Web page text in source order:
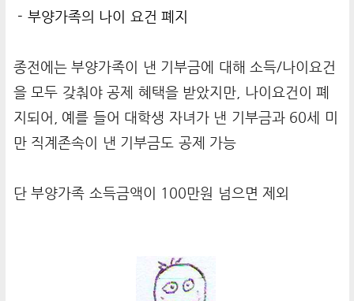
- 부양가족의 나이 요건 폐지
종전에는 부양가족이 낸 기부금에 대해 소득/나이요건
을 모두 갖춰야 공제 혜택을 받았지만, 나이요건이 폐
지되어, 예를 들어 대학생 자녀가 낸 기부금과 60세 미
만 직계존속이 낸 기부금도 공제 가능
단 부양가족 소득금액이 100만원 넘으면 제외